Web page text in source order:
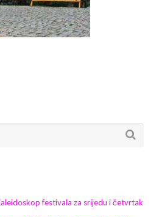
festivala za srijedu i četvrtak